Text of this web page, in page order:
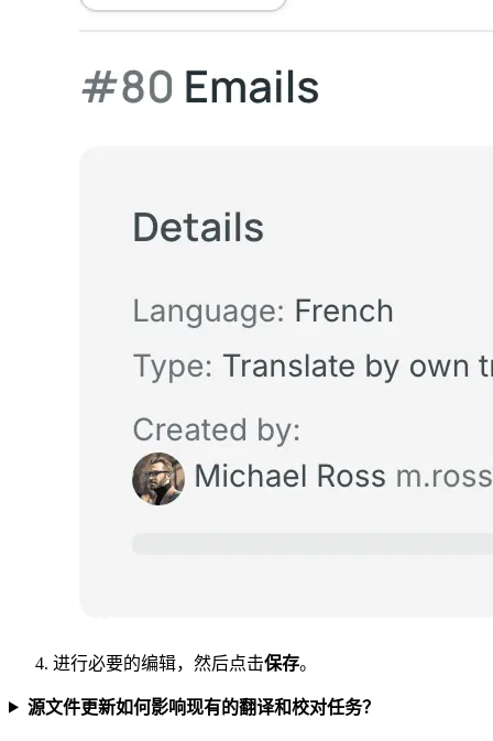
进行必要的编辑，然后点击保存。
源文件更新如何影响现有的翻译和校对任务？